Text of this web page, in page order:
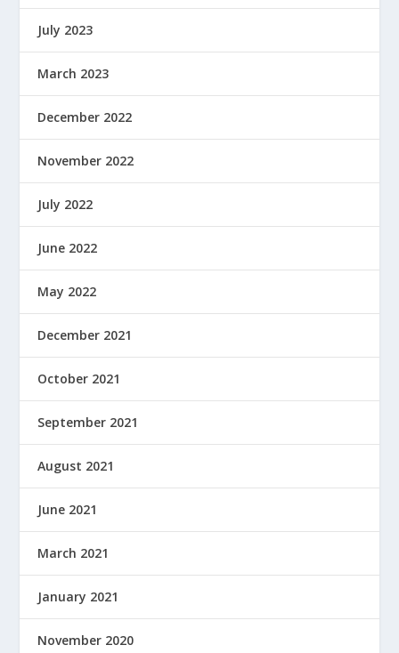
July 2023
March 2023
December 2022
November 2022
July 2022
June 2022
May 2022
December 2021
October 2021
September 2021
August 2021
June 2021
March 2021
January 2021
November 2020